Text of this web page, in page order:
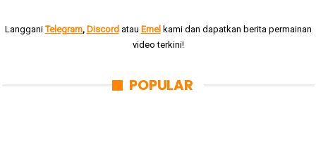
LangganiTelegram, Discordatau Emel kami dan dapatkan berita permainan
video terkini!
POPULAR